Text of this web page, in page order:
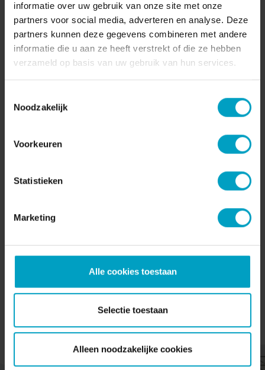
informatie over uw gebruik van onze site met onze
partners voor social media, adverteren en analyse. Deze
partners kunnen deze gegevens combineren met andere
informatie die u aan ze heeft verstrekt of die ze hebben
verzameld op basis van uw gebruik van hun services.
Noodzakelijk
Voorkeuren
Statistieken
Marketing
Alle cookies toestaan
Selectie toestaan
Alleen noodzakelijke cookies
Volg dit project in de BouwApp
Ben je benieuwd hoe de bouw van dit project vordert? In
de BouwApp geven we regelmatig een blik achter de
gratis op je telefoon of tablet:
Westerpark’
updates te ontvangen
Of bezoek de informatie in de
Blijf up-to-date